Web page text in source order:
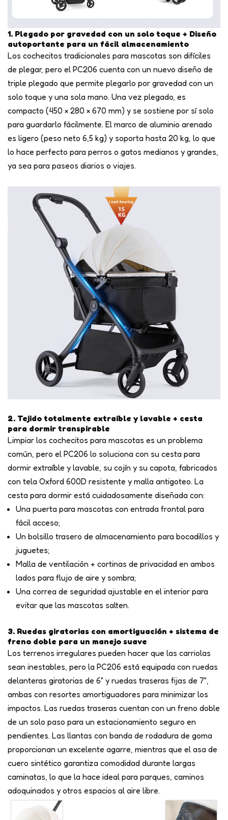
1. Plegado por gravedad con un solo toque + Diseño
autoportante para un fácil almacenamiento
Los cochecitos tradicionales para mascotas son difíciles
de plegar, pero el PC206 cuenta con un nuevo diseño de
triple plegado que permite plegarlo por gravedad con un
solo toque y una sola mano. Una vez plegado, es
compacto (450 × 280 × 670 mm) y se sostiene por sí solo
para guardarlo fácilmente. El marco de aluminio arenado
es ligero (peso neto 6,5 kg) y soporta hasta 20 kg, lo que
lo hace perfecto para perros o gatos medianos y grandes,
ya sea para paseos diarios o viajes.
2. Tejido totalmente extraíble y lavable + cesta
para dormir transpirable
Limpiar los cochecitos para mascotas es un problema
común, pero el PC206 lo soluciona con su cesta para
dormir extraíble y lavable, su cojín y su capota, fabricados
con tela Oxford 600D resistente y malla antigoteo. La
cesta para dormir está cuidadosamente diseñada con:
Una puerta para mascotas con entrada frontal para
fácil acceso;
Un bolsillo trasero de almacenamiento para bocadillos y
juguetes;
Malla de ventilación + cortinas de privacidad en ambos
lados para flujo de aire y sombra;
Una correa de seguridad ajustable en el interior para
evitar que las mascotas salten.
3. Ruedas giratorias con amortiguación + sistema de
freno doble para un manejo suave
Los terrenos irregulares pueden hacer que las carriolas
sean inestables, pero la PC206 está equipada con ruedas
delanteras giratorias de 6" y ruedas traseras fijas de 7",
ambas con resortes amortiguadores para minimizar los
impactos. Las ruedas traseras cuentan con un freno doble
de un solo paso para un estacionamiento seguro en
pendientes. Las llantas con banda de rodadura de goma
proporcionan un excelente agarre, mientras que el asa de
cuero sintético garantiza comodidad durante largas
caminatas, lo que la hace ideal para parques, caminos
adoquinados y otros espacios al aire libre.